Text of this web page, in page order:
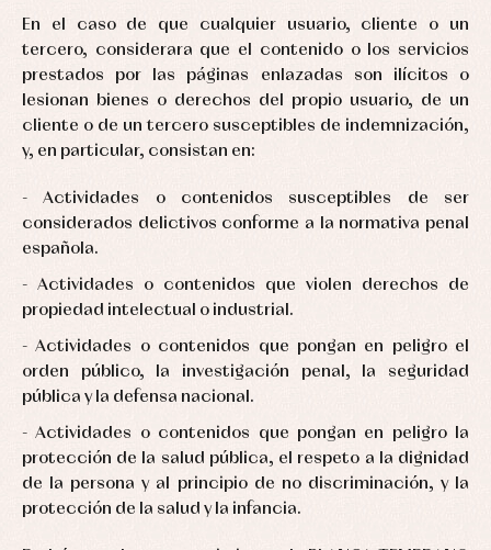
En el caso de que cualquier usuario, cliente o un
tercero, considerara que el contenido o los servicios
prestados por las páginas enlazadas son ilícitos o
lesionan bienes o derechos del propio usuario, de un
cliente o de un tercero susceptibles de indemnización,
y, en particular, consistan en:
Actividades o contenidos susceptibles de ser
considerados delictivos conforme a la normativa penal
española.
Actividades o contenidos que violen derechos de
propiedad intelectual o industrial.
Actividades o contenidos que pongan en peligro el
orden público, la investigación penal, la seguridad
pública y la defensa nacional.
Actividades o contenidos que pongan en peligro la
protección de la salud pública, el respeto a la dignidad
de la persona y al principio de no discriminación, y la
protección de la salud y la infancia.